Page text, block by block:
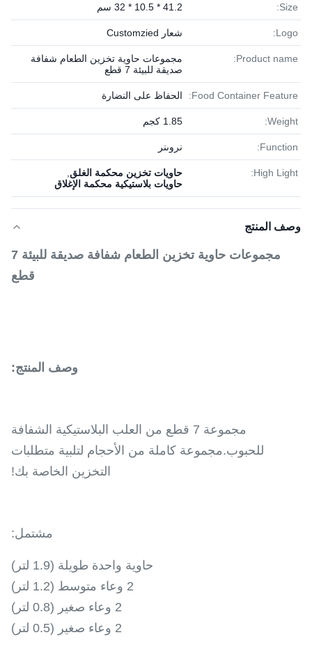
Size: 41.2 * 10.5 * 32 سم
Logo: شعار Customzied
Product name:
مجموعات حاوية تخزين الطعام شفافة
صديقة للبيئة 7 قطع
Food Container Feature: الحفاظ على النضارة
Weight: 1.85 كجم
Function: نروىنر
High Light: حاويات تخزين محكمة الغلق
حاويات بلاستيكية محكمة الإغلاق
وصف المنتج
مجموعات حاوية تخزين الطعام شفافة صديقة للبيئة 7
قطع
وصف المنتج:
مجموعة 7 قطع من العلب البلاستيكية الشفافة
للحبوب.مجموعة كاملة من الأحجام لتلبية متطلبات
التخزين الخاصة بك!
مشتمل:
حاوية واحدة طويلة (1.9 لتر)
2 وعاء متوسط ​​(1.2 لتر)
2 وعاء صغير (0.8 لتر)
2 وعاء صغير (0.5 لتر)